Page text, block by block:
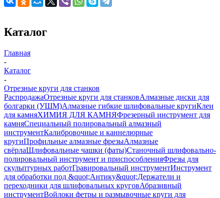
Каталог
Главная
-
Каталог
-
Отрезные круги для станков
РаспродажаОтрезные круги для станковАлмазные диски для
болгарки (УШМ)Алмазные гибкие шлифовальные кругиКлеи
для камняХИМИЯ ДЛЯ КАМНЯФрезерный инструмент для
камняСпециальный полировальный алмазный
инструментКалибровочные и каннелюрные
кругиПрофильные алмазные фрезыАлмазные
свёрлаШлифовальные чашки (фаты)Станочный шлифовально-
полировальный инструмент и приспособленияФрезы для
скульптурных работГравировальный инструментИнструмент
для обработки под &quot;Антику&quot;Держатели и
переходники для шлифовальных круговАбразивный
инструментВойлоки фетры и размывочные круги для